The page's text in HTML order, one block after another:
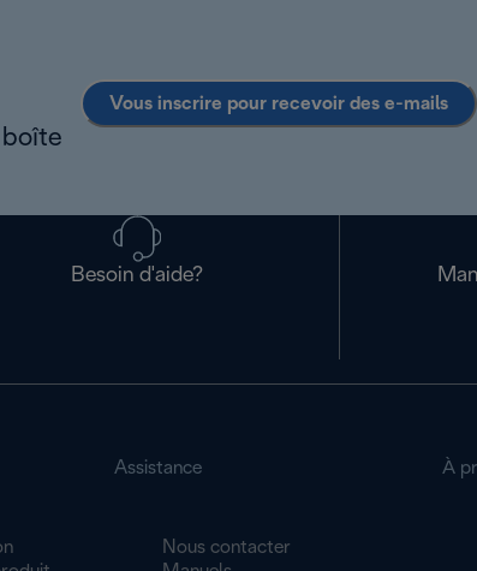
Vous inscrire pour recevoir des e-mails
Besoin d'aide?
Assistance
Nous contacter
À